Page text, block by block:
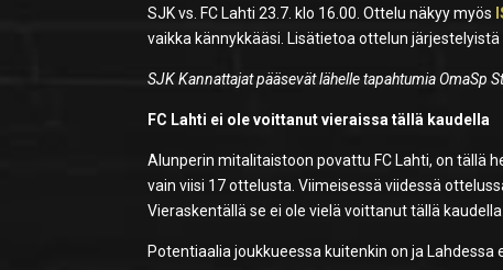
SJK vs. FC Lahti 23.7. klo 16.00. Ottelu näkyy myös
vaikka kännykkääsi. Lisätietoa ottelun
SJK Kannattajat pääsevät lähelle tapahtumia OmaSp
FC Lahti ei ole voittanut vieraissa tällä kaudella
Alunperin mitalitaistoon povattu FC Lahti, on tällä
vain viisi 17 ottelusta. Viimeisessä viidessä
Vieraskentällä se ei ole vielä voittanut tällä
Potentiaalia joukkueessa kuitenkin on ja